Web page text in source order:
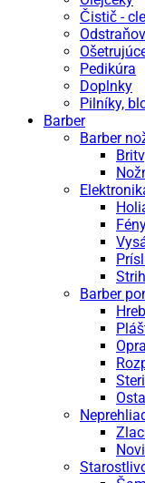
Čistič -
Pedikúra
Doplnky
Pilníky,
Barber
Barber
Barber